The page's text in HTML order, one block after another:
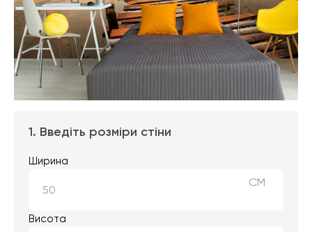
1. Введіть розміри стіни
Ширина
СМ
Висота